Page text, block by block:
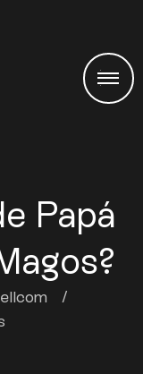
Papá
/